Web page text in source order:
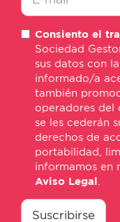
mail
Consiento el
Sociedad
sus datos con
informado/a
también
operadores del
se les cederán
derechos de
portabilidad,
informamos en
Aviso Legal
consentimiento
Suscribirse